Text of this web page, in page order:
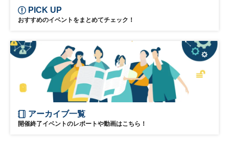
PICK UP
おすすめのイベントをまとめてチェック！
アーカイブ一覧
開催終了イベントのレポートや動画はこちら！